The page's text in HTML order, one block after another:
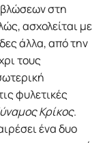
στη
ασχολείται με
άλλα, από την
τους
φυλετικές
Κρίκος.
ένα δυο